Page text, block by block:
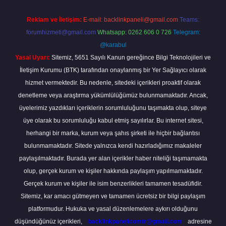
Reklam ve İletişim: E-mail: backlinkpaneli@gmail.com Teams:
forumhizmeti@gmail.com Whatsapp: 0262 606 0 726 Telegram:
@karabul
Yasal Uyarı: Sitemiz, 5651 Sayılı Kanun gereğince Bilgi Teknolojileri ve
İletişim Kurumu (BTK) tarafından onaylanmış bir Yer Sağlayıcı olarak
hizmet vermektedir. Bu nedenle, sitedeki içerikleri proaktif olarak
denetleme veya araştırma yükümlülüğümüz bulunmamaktadır. Ancak,
üyelerimiz yazdıkları içeriklerin sorumluluğunu taşımakta olup, siteye
üye olarak bu sorumluluğu kabul etmiş sayılırlar. Bu internet sitesi,
herhangi bir marka, kurum veya şahıs şirketi ile hiçbir bağlantısı
bulunmamaktadır. Sitede yalnızca kendi hazırladığımız makaleler
paylaşılmaktadır. Burada yer alan içerikler haber niteliği taşımamakta
olup, gerçek kurum ve kişiler hakkında paylaşım yapılmamaktadır.
Gerçek kurum ve kişiler ile isim benzerlikleri tamamen tesadüfidir.
Sitemiz, kar amacı gütmeyen ve tamamen ücretsiz bir bilgi paylaşım
platformudur. Hukuka ve yasal düzenlemelere aykırı olduğunu
düşündüğünüz içerikleri,
backlinkpanelicomtr@gmail.com adresine